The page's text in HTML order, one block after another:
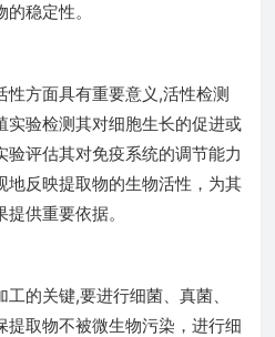
稳定性。
性方面具有重要意义,活性检测
实验检测其对细胞生长的促进或
评估其对免疫系统的调节能力
地反映提取物的生物活性，为其
供重要依据。
的关键,要进行细菌、真菌、
提取物不被微生物污染，进行细